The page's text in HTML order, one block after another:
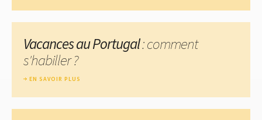
Vacances au Portugal: comment
s'habiller ?
EN SAVOIR PLUS